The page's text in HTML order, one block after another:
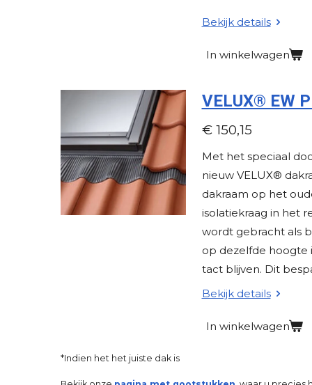
Bekijk details
In winkelwagen
VELUX® EW
€ 150,15
Met het speciaal
nieuw VELUX®
dakraam op het
isolatiekraag in het
wordt gebracht als
op dezelfde hoogte
tact blijven. Dit
Bekijk details
In winkelwagen
*Indien het het juiste dak is